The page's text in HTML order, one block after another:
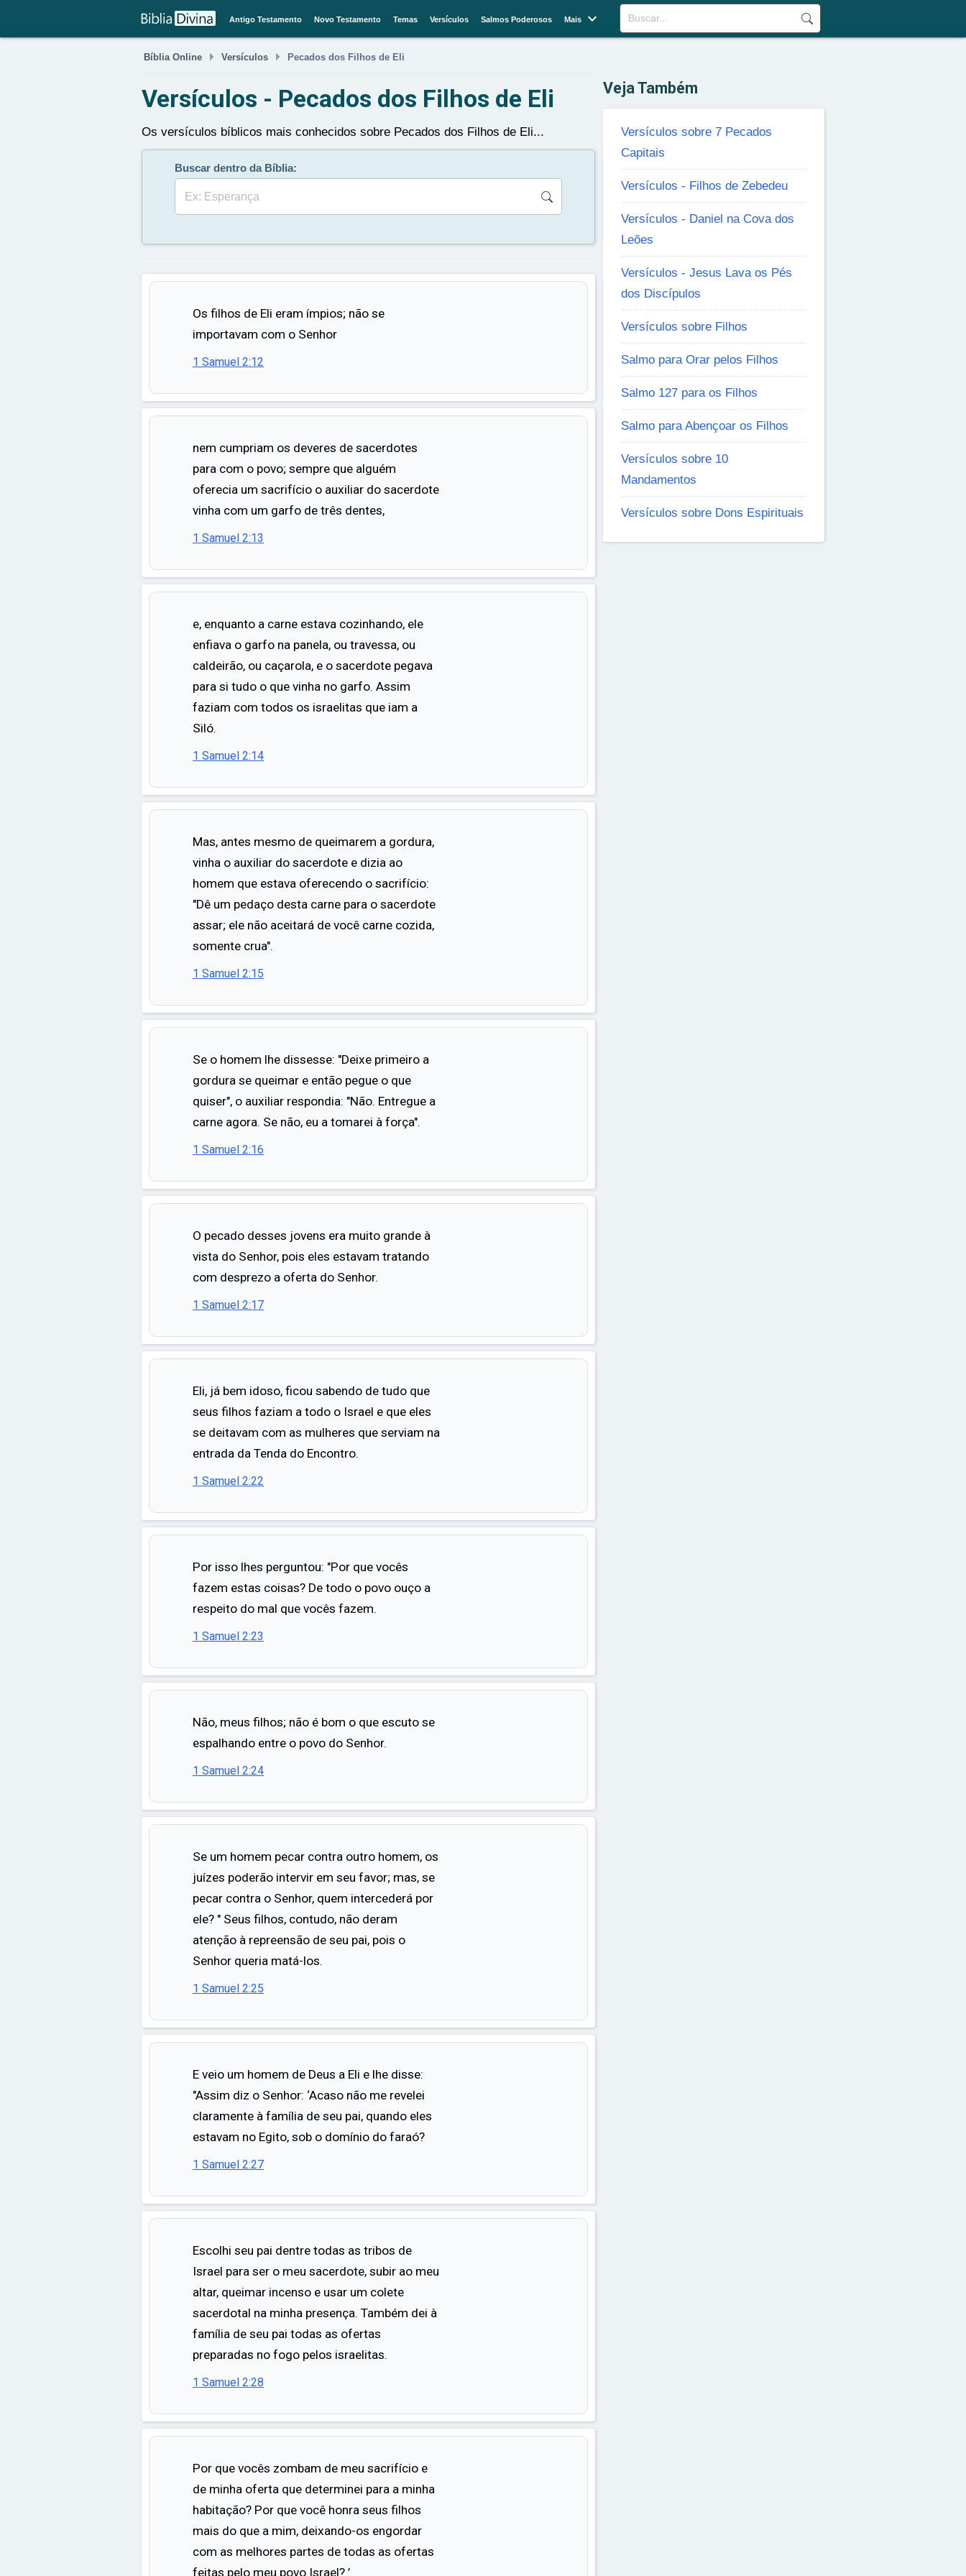
Buscar
Antigo Testamento Novo Testamento Temas Versículos Salmos Poderosos Mais 
Bíblia Online  Versículos  Pecados dos Filhos de Eli
Versículos - Pecados dos Filhos de Eli
Os versículos bíblicos mais conhecidos sobre Pecados dos Filhos de Eli...
Buscar dentro da Bíblia:
Buscar
Os filhos de Eli eram ímpios; não se
importavam com o Senhor
1 Samuel 2:12
nem cumpriam os deveres de sacerdotes
para com o povo; sempre que alguém
oferecia um sacrifício o auxiliar do sacerdote
vinha com um garfo de três dentes,
1 Samuel 2:13
e, enquanto a carne estava cozinhando, ele
enfiava o garfo na panela, ou travessa, ou
caldeirão, ou caçarola, e o sacerdote pegava
para si tudo o que vinha no garfo. Assim
faziam com todos os israelitas que iam a
Siló.
1 Samuel 2:14
Mas, antes mesmo de queimarem a gordura,
vinha o auxiliar do sacerdote e dizia ao
homem que estava oferecendo o sacrifício:
"Dê um pedaço desta carne para o sacerdote
assar; ele não aceitará de você carne cozida,
somente crua".
1 Samuel 2:15
Se o homem lhe dissesse: "Deixe primeiro a
gordura se queimar e então pegue o que
quiser", o auxiliar respondia: "Não. Entregue a
carne agora. Se não, eu a tomarei à força".
1 Samuel 2:16
O pecado desses jovens era muito grande à
vista do Senhor, pois eles estavam tratando
com desprezo a oferta do Senhor.
1 Samuel 2:17
Eli, já bem idoso, ficou sabendo de tudo que
seus filhos faziam a todo o Israel e que eles
se deitavam com as mulheres que serviam na
entrada da Tenda do Encontro.
1 Samuel 2:22
Por isso lhes perguntou: "Por que vocês
fazem estas coisas? De todo o povo ouço a
respeito do mal que vocês fazem.
1 Samuel 2:23
Não, meus filhos; não é bom o que escuto se
espalhando entre o povo do Senhor.
1 Samuel 2:24
Se um homem pecar contra outro homem, os
juízes poderão intervir em seu favor; mas, se
pecar contra o Senhor, quem intercederá por
ele? " Seus filhos, contudo, não deram
atenção à repreensão de seu pai, pois o
Senhor queria matá-los.
1 Samuel 2:25
E veio um homem de Deus a Eli e lhe disse:
"Assim diz o Senhor: ‘Acaso não me revelei
claramente à família de seu pai, quando eles
estavam no Egito, sob o domínio do faraó?
1 Samuel 2:27
Escolhi seu pai dentre todas as tribos de
Israel para ser o meu sacerdote, subir ao meu
altar, queimar incenso e usar um colete
sacerdotal na minha presença. Também dei à
família de seu pai todas as ofertas
preparadas no fogo pelos israelitas.
1 Samuel 2:28
Por que vocês zombam de meu sacrifício e
de minha oferta que determinei para a minha
habitação? Por que você honra seus filhos
mais do que a mim, deixando-os engordar
com as melhores partes de todas as ofertas
feitas pelo meu povo Israel? ’
Veja Também
Versículos sobre 7 Pecados
Capitais
Versículos - Filhos de Zebedeu
Versículos - Daniel na Cova dos
Leões
Versículos - Jesus Lava os Pés
dos Discípulos
Versículos sobre Filhos
Salmo para Orar pelos Filhos
Salmo 127 para os Filhos
Salmo para Abençoar os Filhos
Versículos sobre 10
Mandamentos
Versículos sobre Dons Espirituais